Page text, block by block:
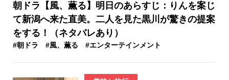
朝ドラ【風、薫る】明日のあらすじ：​りんを案じ
て新潟へ来た直美。二人を見た黒川が驚きの提案
をする！（ネタバレあり）
#朝ドラ #風、薫る #エンターテインメント